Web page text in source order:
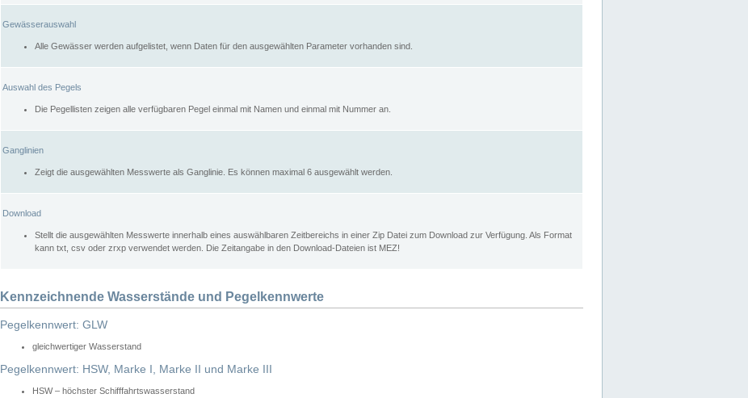
Gewässerauswahl
Alle Gewässer werden aufgelistet, wenn Daten für den ausgewählten Parameter vorhanden sind.
Auswahl des Pegels
Die Pegellisten zeigen alle verfügbaren Pegel einmal mit Namen und einmal mit Nummer an.
Ganglinien
Zeigt die ausgewählten Messwerte als Ganglinie. Es können maximal 6 ausgewählt werden.
Download
Stellt die ausgewählten Messwerte innerhalb eines auswählbaren Zeitbereichs in einer Zip Datei zum Download zur Verfügung. Als Format
kann txt, csv oder zrxp verwendet werden. Die Zeitangabe in den Download-Dateien ist MEZ!
Kennzeichnende Wasserstände und Pegelkennwerte
Pegelkennwert: GLW
gleichwertiger Wasserstand
Pegelkennwert: HSW, Marke I, Marke II und Marke III
HSW – höchster Schifffahrtswasserstand